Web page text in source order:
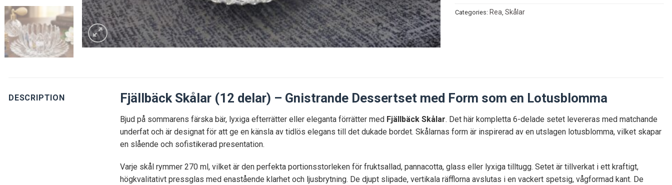
Categories: Rea ,Skålar
DESCRIPTION Fjällbäck Skålar (12 delar) – Gnistrande Dessertset med Form som en Lotusblomma
Bjud på sommarens färska bär, lyxiga efterrätter eller eleganta förrätter med Fjällbäck Skålar. Det här kompletta 6-delade setet levereras med matchande
underfat och är designat för att ge en känsla av tidlös elegans till det dukade bordet. Skålarnas form är inspirerad av en utslagen lotusblomma, vilket skapar
en slående och sofistikerad presentation.
Varje skål rymmer 270 ml, vilket är den perfekta portionsstorleken för fruktsallad, pannacotta, glass eller lyxiga tilltugg. Setet är tillverkat i ett kraftigt,
högkvalitativt pressglas med enastående klarhet och ljusbrytning. De djupt slipade, vertikala räfflorna avslutas i en vackert spetsig, vågformad kant. De